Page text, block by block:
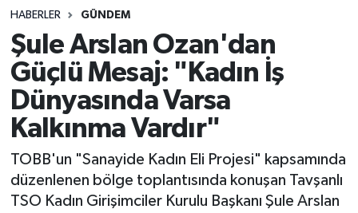
HABERLER GÜNDEM
Şule Arslan Ozan'dan
Güçlü Mesaj: "Kadın İş
Dünyasında Varsa
Kalkınma Vardır"
TOBB'un "Sanayide Kadın Eli Projesi" kapsamında
düzenlenen bölge toplantısında konuşan Tavşanlı
TSO Kadın Girişimciler Kurulu Başkanı Şule Arslan
Diğer
Dünya
Eğitim
Ekonomi
Kütahya Trafik Yoğunluk Haritası
Süper Lig Puan Durumu ve Fikstür
Tüm Manşetler
Son Dakika Haberleri
Haber Arşivi